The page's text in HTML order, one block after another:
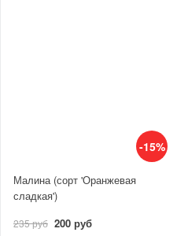
-15%
Малина (сорт 'Оранжевая
сладкая')
235 руб 200 руб